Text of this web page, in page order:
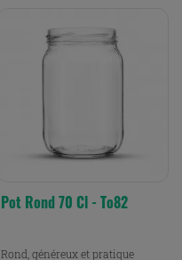
Pot Rond 70 Cl - To82
Rond, généreux et pratique